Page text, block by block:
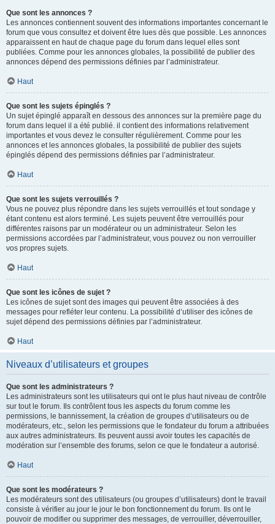
Que sont les annonces ?
Les annonces contiennent souvent des informations importantes concernant le
forum que vous consultez et doivent être lues dès que possible. Les annonces
apparaissent en haut de chaque page du forum dans lequel elles sont
publiées. Comme pour les annonces globales, la possibilité de publier des
annonces dépend des permissions définies par l’administrateur.
Haut
Que sont les sujets épinglés ?
Un sujet épinglé apparaît en dessous des annonces sur la première page du
forum dans lequel il a été publié. il contient des informations relativement
importantes et vous devez le consulter régulièrement. Comme pour les
annonces et les annonces globales, la possibilité de publier des sujets
épinglés dépend des permissions définies par l’administrateur.
Haut
Que sont les sujets verrouillés ?
Vous ne pouvez plus répondre dans les sujets verrouillés et tout sondage y
étant contenu est alors terminé. Les sujets peuvent être verrouillés pour
différentes raisons par un modérateur ou un administrateur. Selon les
permissions accordées par l’administrateur, vous pouvez ou non verrouiller
vos propres sujets.
Haut
Que sont les icônes de sujet ?
Les icônes de sujet sont des images qui peuvent être associées à des
messages pour refléter leur contenu. La possibilité d’utiliser des icônes de
sujet dépend des permissions définies par l’administrateur.
Haut
Niveaux d’utilisateurs et groupes
Que sont les administrateurs ?
Les administrateurs sont les utilisateurs qui ont le plus haut niveau de contrôle
sur tout le forum. Ils contrôlent tous les aspects du forum comme les
permissions, le bannissement, la création de groupes d’utilisateurs ou de
modérateurs, etc., selon les permissions que le fondateur du forum a attribuées
aux autres administrateurs. Ils peuvent aussi avoir toutes les capacités de
modération sur l’ensemble des forums, selon ce que le fondateur a autorisé.
Haut
Que sont les modérateurs ?
Les modérateurs sont des utilisateurs (ou groupes d’utilisateurs) dont le travail
consiste à vérifier au jour le jour le bon fonctionnement du forum. Ils ont le
pouvoir de modifier ou supprimer des messages, de verrouiller, déverrouiller,